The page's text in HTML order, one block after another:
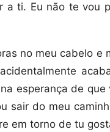
a ti. Eu não te vou
no meu cabelo
esperança de
sair do meu
em torno de tu